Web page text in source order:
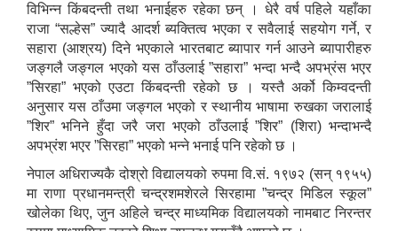
विभिन्न किंबदन्ती तथा भनाईहरु रहेका छन् । धेरै वर्ष पहिले यहाँका
राजा “सल्हेस” ज्यादै आदर्श ब्यक्तित्व भएका र सवैलाई सहयोग गर्ने, र
सहारा (आश्रय) दिने भएकाले भारतबाट ब्यापार गर्न आउने ब्यापारीहरु
जङ्गलै जङ्गल भएको यस ठाँउलाई ”सहारा” भन्दा भन्दै अपभ्रंस भएर
”सिरहा” भएको एउटा किंबदन्ती रहेको छ । यस्तै अर्को किम्वदन्ती
अनुसार यस ठाँउमा जङ्गल भएको र स्थानीय भाषामा रुखका जरालाई
”शिर” भनिने हुँदा जरै जरा भएको ठाँउलाई ”शिर” (शिरा) भन्दाभन्दै
अपभ्रंश भएर ”सिरहा” भएको भन्ने भनाई पनि रहेको छ ।
नेपाल अधिराज्यकै दोश्रो विद्यालयको रुपमा वि.सं. १९७२ (सन् १९५५)
मा राणा प्रधानमन्त्री चन्द्रशमशेरले सिरहामा ”चन्द्र मिडिल स्कूल”
खोलेका थिए, जुन अहिले चन्द्र माध्यमिक विद्यालयको नामबाट निरन्तर